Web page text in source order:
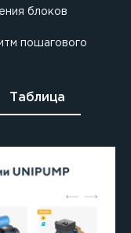
блоков
пошагового
Таблица